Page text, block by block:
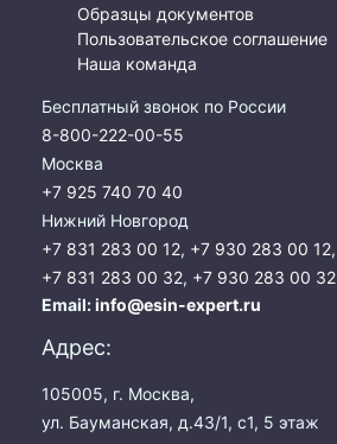
Образцы документов
Пользовательское соглашение
Наша команда
Бесплатный звонок по России
8-800-222-00-55
Москва
+7 925 740 70 40
Нижний Новгород
+7 831 283 00 12, +7 930 283 00 12,
+7 831 283 00 32, +7 930 283 00 32
Email:info@esin-expert.ru
Адрес:
105005, г. Москва,
ул. Бауманская, д.43/1, с1, 5 этаж